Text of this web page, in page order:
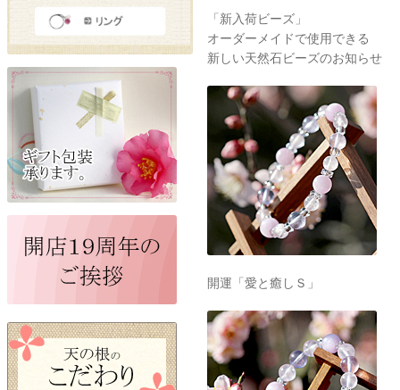
「新入荷ビーズ」
オーダーメイドで使用できる
新しい天然石ビーズのお知らせ
開運「愛と癒しＳ」